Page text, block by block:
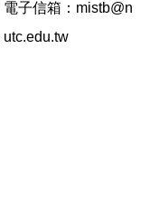
電子信箱： mistb@n
utc.edu.tw